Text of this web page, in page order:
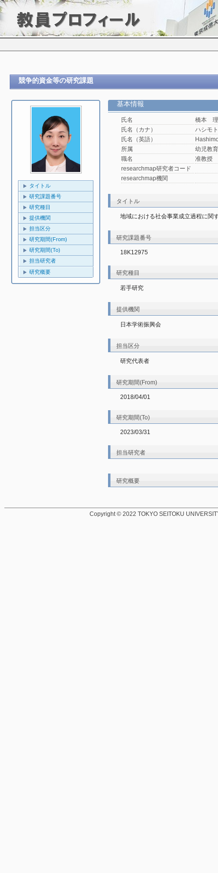
競争的資金等の研究課題
タイトル
研究課題番号
研究種目
提供機関
担当区分
研究期間(From)
研究期間(To)
担当研究者
研究概要
基本情報
氏名
橋本
氏名（カナ）
ハシモ
氏名（英語）
所属
幼児教
職名
准教授
researchmap研究者コード
researchmap機関
タイトル
地域における社会事業成立過程に関
研究課題番号
18K12975
研究種目
若手研究
提供機関
日本学術振興会
担当区分
研究代表者
研究期間(From)
2018/04/01
研究期間(To)
2023/03/31
担当研究者
研究概要